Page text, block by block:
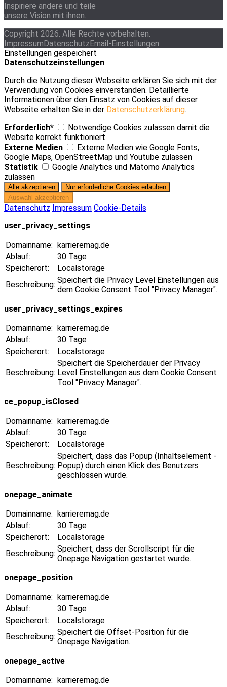
Inspiriere andere und teile
unsere Vision mit ihnen.
Copyright 2026. Alle Rechte vorbehalten.
ImpressumDatenschutzEmail-Einstellungen
Einstellungen gespeichert
Datenschutzeinstellungen
Durch die Nutzung dieser Webseite erklären Sie sich mit der
Verwendung von Cookies einverstanden. Detaillierte
Informationen über den Einsatz von Cookies auf dieser
Webseite erhalten Sie in der Datenschutzerklärung.
Erforderlich*
Notwendige Cookies zulassen damit die
Website korrekt funktioniert
Externe Medien
Externe Medien wie Google Fonts,
Google Maps, OpenStreetMap und Youtube zulassen
Statistik
Google Analytics und Matomo Analytics
zulassen
Datenschutz Impressum Cookie-Details
user_privacy_settings
Domainname: karrieremag.de
Ablauf:
30 Tage
Speicherort:
Localstorage
Beschreibung: Speichert die Privacy Level Einstellungen aus
dem Cookie Consent Tool "Privacy Manager".
user_privacy_settings_expires
Domainname: karrieremag.de
Ablauf:
30 Tage
Speicherort:
Localstorage
Beschreibung:
Speichert die Speicherdauer der Privacy
Level Einstellungen aus dem Cookie Consent
Tool "Privacy Manager".
ce_popup_isClosed
Domainname: karrieremag.de
Ablauf:
30 Tage
Speicherort:
Localstorage
Beschreibung:
Speichert, dass das Popup (Inhaltselement -
Popup) durch einen Klick des Benutzers
geschlossen wurde.
onepage_animate
Domainname: karrieremag.de
Ablauf:
30 Tage
Speicherort:
Localstorage
Beschreibung: Speichert, dass der Scrollscript für die
Onepage Navigation gestartet wurde.
onepage_position
Domainname: karrieremag.de
Ablauf:
30 Tage
Speicherort:
Localstorage
Beschreibung: Speichert die Offset-Position für die
Onepage Navigation.
onepage_active
Domainname: karrieremag.de